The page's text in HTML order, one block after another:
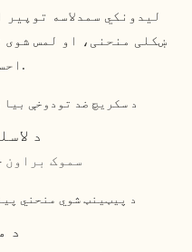
لیدونکي سمدلاسه
ښکلی منحنی، او لمس شوی
احساس کوي.
د
سموک براون
د